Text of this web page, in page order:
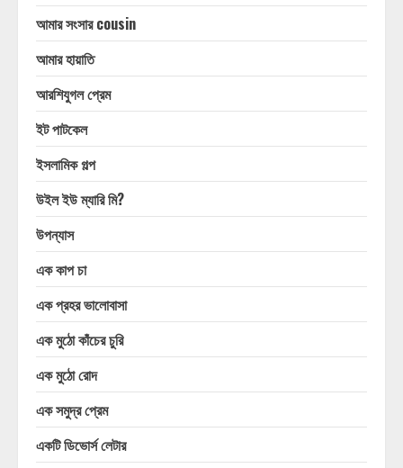
আমার সংসার cousin
আমার হায়াতি
আরশিযুগল প্রেম
ইট পাটকেল
ইসলামিক গল্প
উইল ইউ ম্যারি মি?
উপন্যাস
এক কাপ চা
এক প্রহর ভালোবাসা
এক মুঠো কাঁচের চুরি
এক মুঠো রোদ
এক সমুদ্র প্রেম
একটি ডিভোর্স লেটার